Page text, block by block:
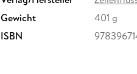
Gewicht
401 g
ISBN